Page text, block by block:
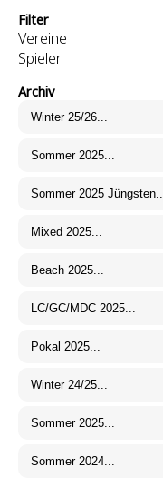
Filter
Vereine
Spieler
Archiv